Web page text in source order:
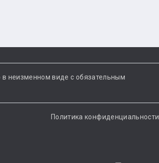
неизменном виде с обязательным
Политика конфиденциальности